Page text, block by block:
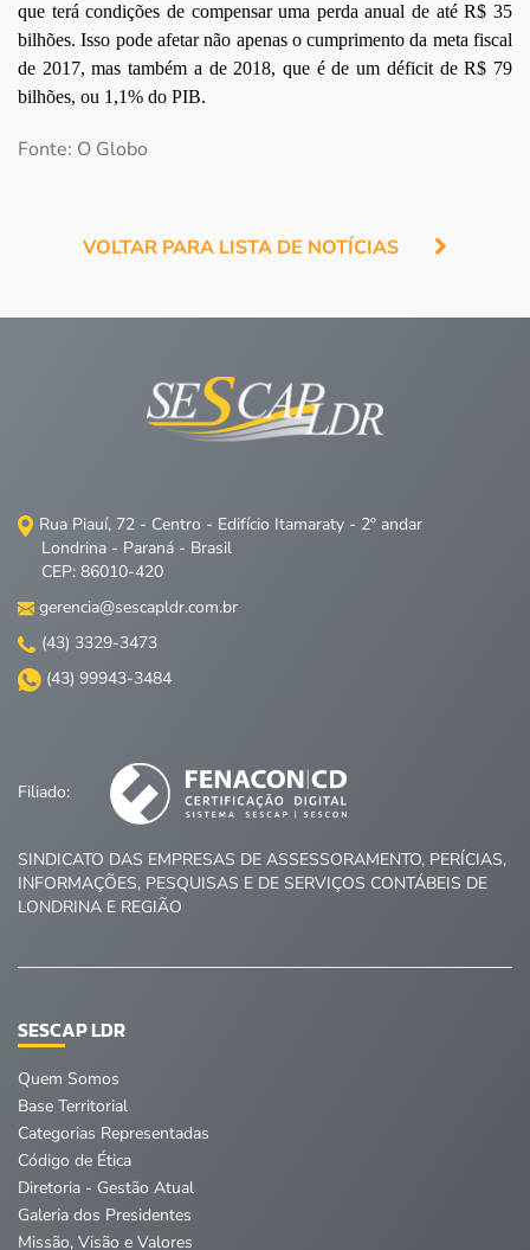
que terá condições de compensar uma perda anual de até R$ 35
bilhões. Isso pode afetar não apenas o cumprimento da meta fiscal
de 2017, mas também a de 2018, que é de um déficit de R$ 79
bilhões, ou 1,1% do PIB.
Fonte: O Globo
VOLTAR PARA LISTA DE NOTÍCIAS
Rua Piauí, 72 - Centro - Edifício Itamaraty - 2º andar
Londrina - Paraná - Brasil
CEP: 86010-420
gerencia@sescapldr.com.br
(43) 3329-3473
(43) 99943-3484
Filiado:
SINDICATO DAS EMPRESAS DE ASSESSORAMENTO, PERÍCIAS,
INFORMAÇÕES, PESQUISAS E DE SERVIÇOS CONTÁBEIS DE
LONDRINA E REGIÃO
SESCAP LDR
Quem Somos
Base Territorial
Categorias Representadas
Código de Ética
Diretoria - Gestão Atual
Galeria dos Presidentes
Missão, Visão e Valores